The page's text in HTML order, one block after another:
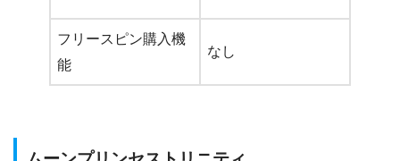
フリースピン購入機
能
なし